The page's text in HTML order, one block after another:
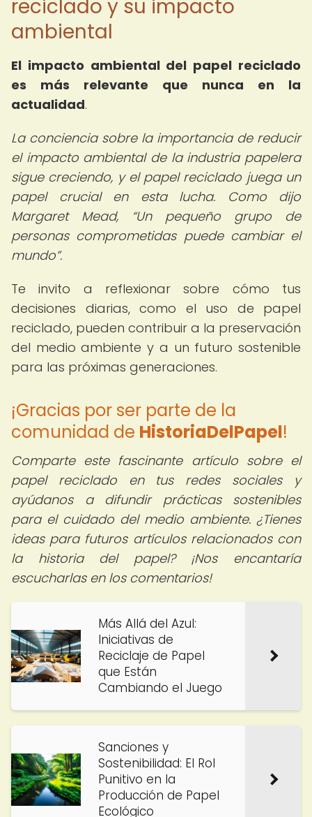
reciclado y su impacto
ambiental
El impacto ambiental del papel reciclado
es más relevante que nunca en la
actualidad.
La conciencia sobre la importancia de reducir
el impacto ambiental de la industria papelera
sigue creciendo, y el papel reciclado juega un
papel crucial en esta lucha. Como dijo
Margaret Mead,
Un pequeño grupo de
personas comprometidas puede cambiar el
mundo .
Te invito a reflexionar sobre cómo tus
decisiones diarias, como el uso de papel
reciclado, pueden contribuir a la preservación
del medio ambiente y a un futuro sostenible
para las próximas generaciones.
¡Gracias por ser parte de la
comunidad de HistoriaDelPapel!
Comparte este fascinante artículo sobre el
papel reciclado en tus redes sociales y
ayúdanos a difundir prácticas sostenibles
para el cuidado del medio ambiente. ¿Tienes
ideas para futuros artículos relacionados con
la historia del papel? ¡Nos encantaría
escucharlas en los comentarios!
Más Allá del Azul:
Iniciativas de
Reciclaje de Papel
que Están
Cambiando el Juego
Sanciones y
Sostenibilidad: El Rol
Punitivo en la
Producción de Papel
Ecológico